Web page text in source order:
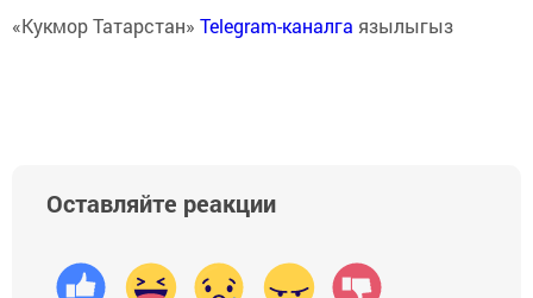
«Кукмор Татарстан» Telegram-каналга язылыгыз
Оставляйте реакции